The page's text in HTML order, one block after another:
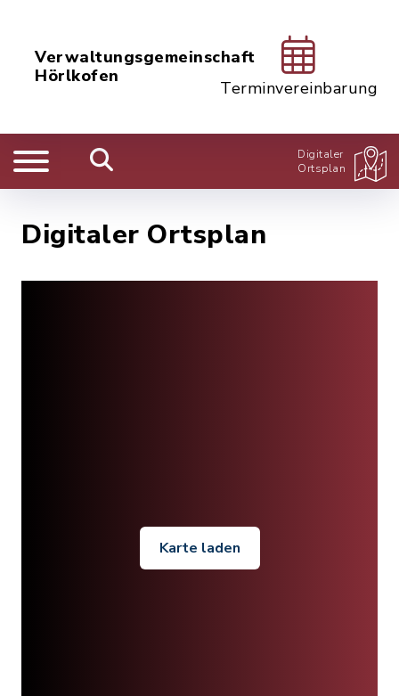
Verwaltungsgemeinschaft
Hörlkofen
Terminvereinbarung
Digitaler
Ortsplan
Digitaler Ortsplan
Karte laden